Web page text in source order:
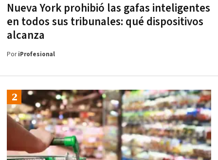
Nueva York prohibió las gafas inteligentes
en todos sus tribunales: qué dispositivos
alcanza
PoriProfesional